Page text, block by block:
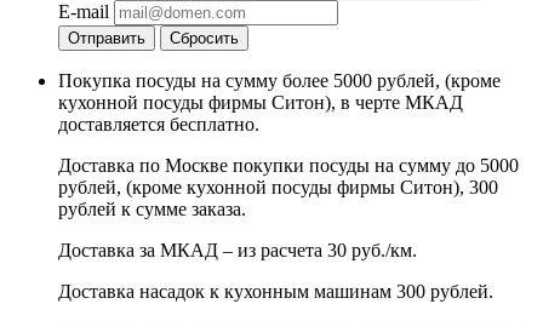
E-mail
Отправить Сбросить
Покупка посуды на сумму более 5000 рублей, (кроме
кухонной посуды фирмы Ситон), в черте МКАД
доставляется бесплатно.
Доставка по Москве покупки посуды на сумму до 5000
рублей, (кроме кухонной посуды фирмы Ситон), 300
рублей к сумме заказа.
Доставка за МКАД – из расчета 30 руб./км.
Доставка насадок к кухонным машинам 300 рублей.